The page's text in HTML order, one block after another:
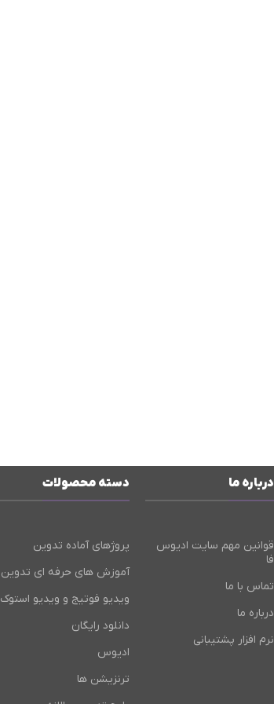
درباره ما
قوانین مهم سایت ادیوس
فا
تماس با ما
درباره ما
نرم افزار پشتیبانی
دسته محصولات
پروژهای آماده تدوین
آموزش های حرفه ای تدوین
ویدیو فوتیج و ویدیو استوک
دانلود رایگان
ادیوس
ترنزیشن ها